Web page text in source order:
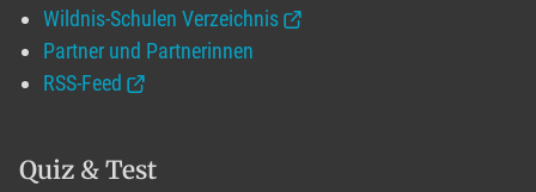
Wildnis-Schulen Verzeichnis
Partner und Partnerinnen
RSS-Feed
Quiz & Test